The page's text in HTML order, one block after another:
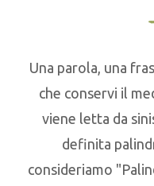
Una parola, una
che conservi il
viene letta da
definita
consideriamo